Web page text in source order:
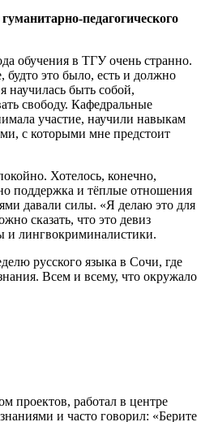
педагогического
обучения в ТГУ очень странно.
это было, есть и должно
научилась быть собой,
свободу. Кафедральные
участие, научили навыкам
с которыми мне предстоит
Хотелось, конечно,
поддержка и тёплые отношения
давали силы. «Я делаю это для
сказать, что это девиз
и лингвокриминалистики.
русского языка в Сочи, где
Всем и всему, что окружало
проектов, работал в центре
и часто говорил: «Берите